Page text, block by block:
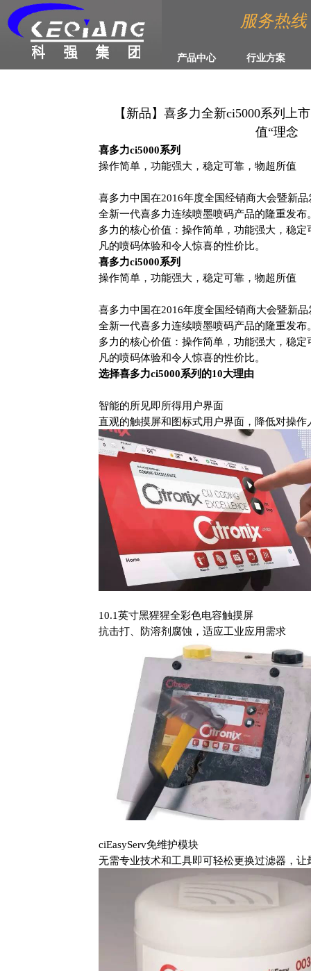
服务热线
产品中心 行业方案
【新品】喜多力全新ci5000系列上
值“理念
喜多力ci5000系列
操作简单，功能强大，稳定可靠，物超所值
喜多力中国在2016年度全国经销商大会暨新
全新一代喜多力连续喷墨喷码产品的隆重发布
多力的核心价值：操作简单，功能强大，稳
凡的喷码体验和令人惊喜的性价比。
喜多力ci5000系列
操作简单，功能强大，稳定可靠，物超所值
喜多力中国在2016年度全国经销商大会暨新
全新一代喜多力连续喷墨喷码产品的隆重发布
多力的核心价值：操作简单，功能强大，稳
凡的喷码体验和令人惊喜的性价比。
选择喜多力ci5000系列的10大理由
智能的所见即所得用户界面
直观的触摸屏和图标式用户界面，降低对操作
10.1英寸黑猩猩全彩色电容触摸屏
抗击打、防溶剂腐蚀，适应工业应用需求
ciEasyServ免维护模块
无需专业技术和工具即可轻松更换过滤器，